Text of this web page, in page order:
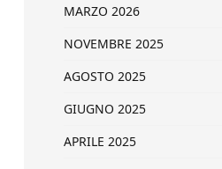
MARZO 2026
NOVEMBRE 2025
AGOSTO 2025
GIUGNO 2025
APRILE 2025